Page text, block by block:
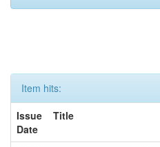
Item hits:
Issue
Date
Title